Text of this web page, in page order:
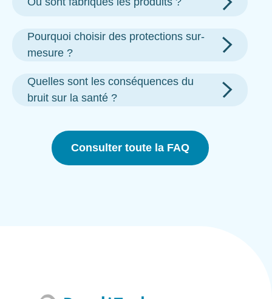
Pourquoi choisir des protections sur-
mesure ?
Quelles sont les conséquences du
bruit sur la santé ?
Consulter toute la FAQ